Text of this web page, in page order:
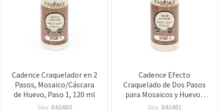
Cadence Craquelador en 2
Pasos, Mosaico/Cáscara
de Huevo, Paso 1, 120 ml
Sku: 842480
Cadence Efecto
Craquelado de Dos Pasos
para Mosaicos y Huevos
Decorativos, Paso 2, 120
Sku: 842481